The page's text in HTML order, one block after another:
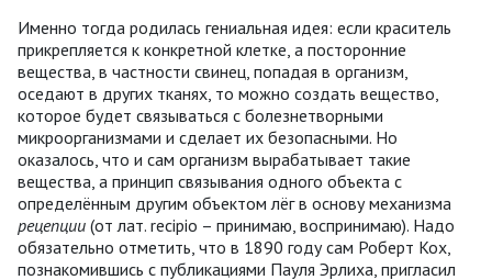
Именно тогда родилась гениальная идея: если краситель
прикрепляется к конкретной клетке, а посторонние
вещества, в частности свинец, попадая в организм,
оседают в других тканях, то можно создать вещество,
которое будет связываться с болезнетворными
микроорганизмами и сделает их безопасными. Но
оказалось, что и сам организм вырабатывает такие
вещества, а принцип связывания одного объекта с
определённым другим объектом лёг в основу механизма
рецепции (от лат. recipio – принимаю, воспринимаю). Надо
обязательно отметить, что в 1890 году сам Роберт Кох,
познакомившись с публикациями Пауля Эрлиха, пригласил